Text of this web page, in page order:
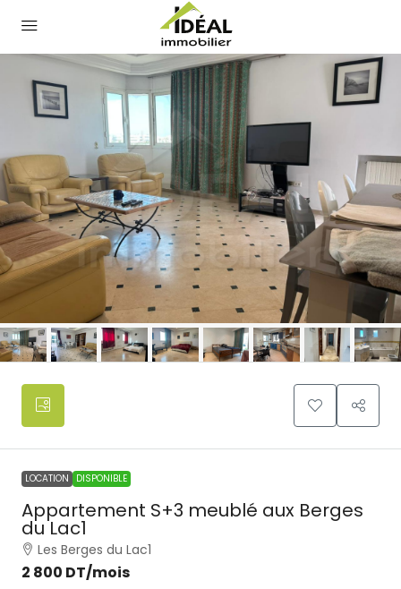
LOCATION DISPONIBLE
Appartement S+3 meublé aux Berges
du Lac1
Les Berges du Lac1
2 800 DT/mois